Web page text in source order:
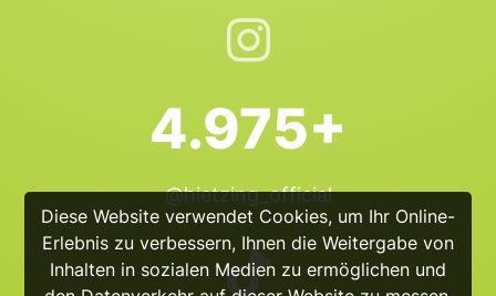
Diese Website verwendet Cookies, um Ihr Online-
Erlebnis zu verbessern, Ihnen die Weitergabe von
Inhalten in sozialen Medien zu ermöglichen und
4.975+
@hietzing_official